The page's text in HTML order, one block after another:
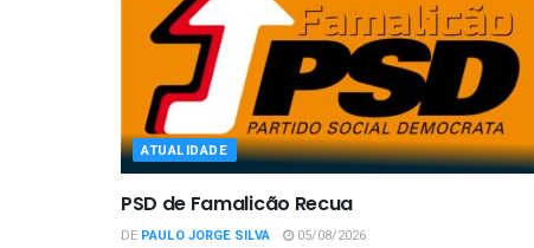
ATUALIDADE
PSD de Famalicão Recua
DE PAULO JORGE SILVA 05/08/2026